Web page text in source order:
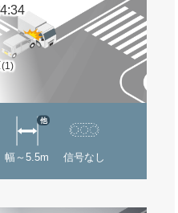
(1)
幅～5.5m
他
信号なし